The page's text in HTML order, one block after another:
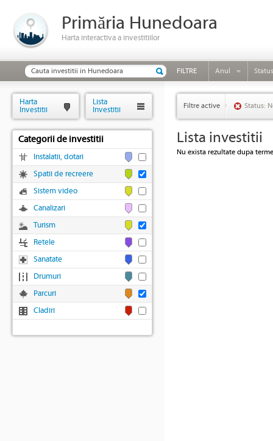
Primăria Hunedoara
Harta interactiva a investitiilor
FILTRE Anul Status
Filtre active Status:
Lista investitii
Nu exista rezultate dupa
Harta
Investitii
Lista
Investitii
Categorii de investitii
Instalatii, dotari
Spatii de recreere
Sistem video
Canalizari
Turism
Retele
Sanatate
Drumuri
Parcuri
Cladiri